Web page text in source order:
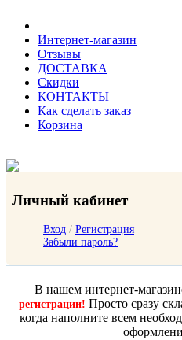
Интернет-магазин
Отзывы
ДОСТАВКА
Скидки
КОНТАКТЫ
Как сделать заказ
Корзина
Личный кабинет
Вход / Регистрация
Забыли пароль?
В нашем интернет-
регистрации! Просто сразу
когда наполните всем